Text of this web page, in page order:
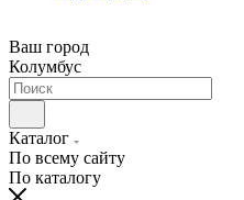
Ваш город
Колумбус
Каталог
По всему сайту
По каталогу